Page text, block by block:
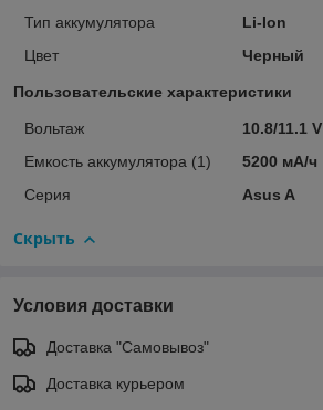
Тип аккумулятора
Li-Ion
Цвет
Черный
Пользовательские характеристики
Вольтаж
10.8/11.1 V
Емкость аккумулятора (1)
5200 мА/ч
Серия
Asus A
Скрыть
Условия доставки
Доставка "Самовывоз"
Доставка курьером